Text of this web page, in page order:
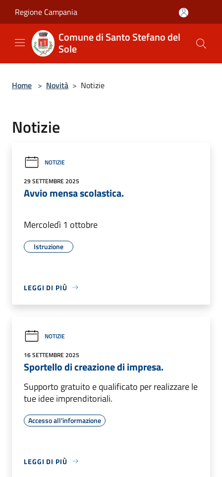
Regione Campania
Comune di Santo Stefano del
Sole
Home > Novità > Notizie
Notizie
NOTIZIE
29 SETTEMBRE 2025
Avvio mensa scolastica.
Mercoledì 1 ottobre
Istruzione
LEGGI DI PIÙ
NOTIZIE
16 SETTEMBRE 2025
Sportello di creazione di impresa.
Supporto gratuito e qualificato per realizzare le
tue idee imprenditoriali.
Accesso all'informazione
LEGGI DI PIÙ